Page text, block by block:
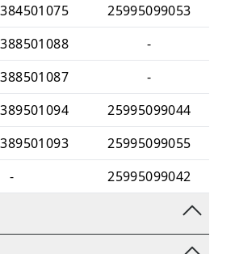
25995099053
-
-
25995099044
25995099055
- 25995099042